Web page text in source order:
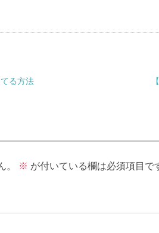
る方法
。 ※ が付いている欄は必須項目で